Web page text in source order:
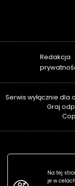
Redakcja
Serwis wyłącznie dla
Graj
Na tej
je w